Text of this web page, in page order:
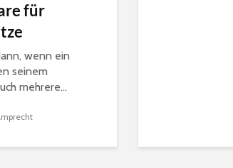
für
wenn ein
seinem
mehrere...